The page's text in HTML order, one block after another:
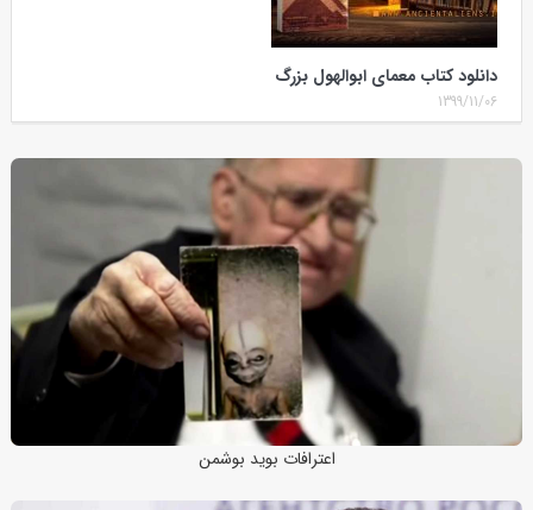
دانلود کتاب معمای ابوالهول بزرگ
1399/11/06
اعترافات بوید بوشمن